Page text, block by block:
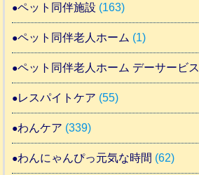
ペット同伴施設 (163)
ペット同伴老人ホーム (1)
ペット同伴老人ホーム デーサービス
レスパイトケア (55)
わんケア (339)
わんにゃんぴっ元気な時間 (62)